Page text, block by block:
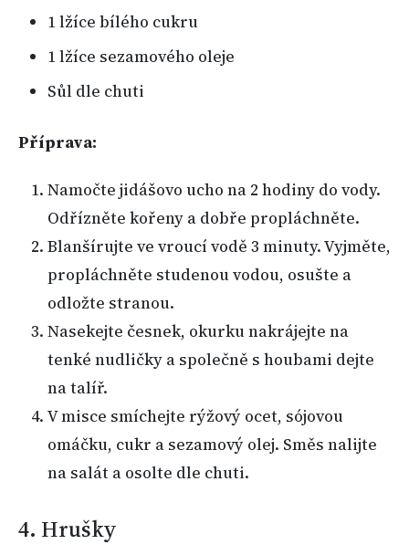
1 lžíce bílého cukru
1 lžíce sezamového oleje
Sůl dle chuti
Příprava:
Namočte jidášovo ucho na 2 hodiny do vody.
Odřízněte kořeny a dobře propláchněte.
Blanšírujte ve vroucí vodě 3 minuty. Vyjměte,
propláchněte studenou vodou, osušte a
odložte stranou.
Nasekejte česnek, okurku nakrájejte na
tenké nudličky a společně s houbami dejte
na talíř.
V misce smíchejte rýžový ocet, sójovou
omáčku, cukr a sezamový olej. Směs nalijte
na salát a osolte dle chuti.
4. Hrušky